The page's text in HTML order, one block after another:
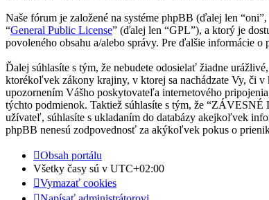
Naše fórum je založené na systéme phpBB (ďalej len
“General Public License” (ďalej len “GPL”), a ktorý je
povoleného obsahu a/alebo správy. Pre ďalšie informácie
Ďalej súhlasíte s tým, že nebudete odosielať žiadne
ktorékoľvek zákony krajiny, v ktorej sa nachádzate Vy, či
upozornením Vášho poskytovateľa internetového
týchto podmienok. Taktiež súhlasíte s tým, že
užívateľ, súhlasíte s ukladaním do databázy akejkoľvek
phpBB nenesú zodpovednosť za akýkoľvek pokus o
Obsah portálu
Všetky časy sú v UTC+02:00
Vymazať cookies